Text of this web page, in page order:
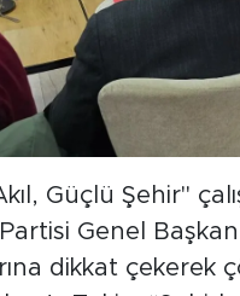
Güçlü Şehir"
Genel Başkan
dikkat çekerek